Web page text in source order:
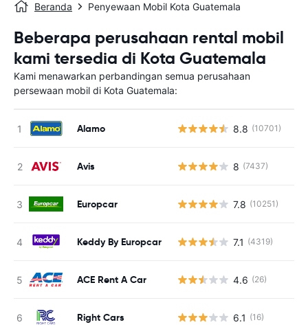
Beranda Penyewaan Mobil Kota Guatemala
Beberapa perusahaan rental mobil
kami tersedia di Kota Guatemala
Kami menawarkan perbandingan semua perusahaan
persewaan mobil di Kota Guatemala:
Alamo 8.8 (10701)
Avis 8 (7437)
Europcar 7.8 (10251)
Keddy By Europcar 7.1 (4319)
ACE Rent A Car 4.6 (26)
Right Cars 6.1 (16)